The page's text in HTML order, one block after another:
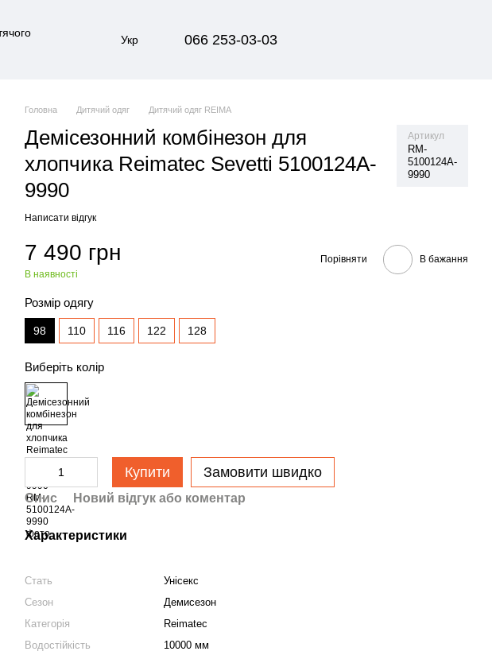
Укр 066 253-03-03
Головна Дитячий одяг Дитячий одяг REIMA
Демісезонний комбінезон для
хлопчика Reimatec Sevetti 5100124A-
9990
Артикул
RM-
5100124A-
9990
Написати відгук
7 490 грн
В наявності
Порівняти В бажання
Розмір одягу
98 110 116 122 128
Виберіть колір
Купити Замовити швидко
Опис Новий відгук або коментар
Характеристики
Стать
Унісекс
Сезон
Демисезон
Категорія
Reimatec
Водостійкість
10000 мм